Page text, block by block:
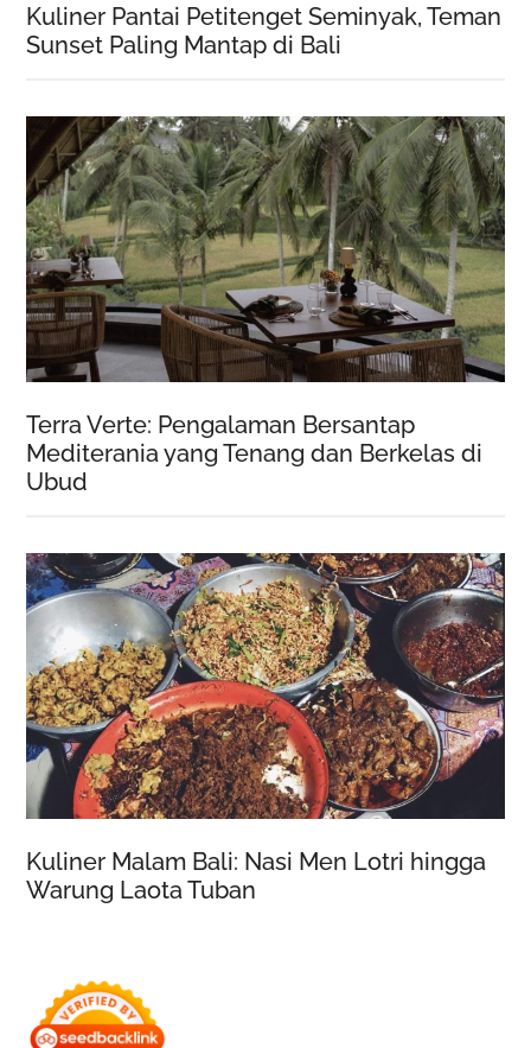
Kuliner Pantai Petitenget Seminyak, Teman
Sunset Paling Mantap di Bali
Terra Verte: Pengalaman Bersantap
Mediterania yang Tenang dan Berkelas di
Ubud
Kuliner Malam Bali: Nasi Men Lotri hingga
Warung Laota Tuban